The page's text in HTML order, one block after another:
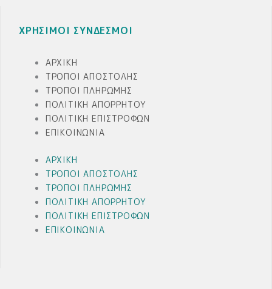
ΧΡΗΣΙΜΟΙ ΣΥΝΔΕΣΜΟΙ
ΑΡΧΙΚΉ
ΤΡΌΠΟΙ ΑΠΟΣΤΟΛΉΣ
ΤΡΌΠΟΙ ΠΛΗΡΩΜΉΣ
ΠΟΛΙΤΙΚΉ ΑΠΟΡΡΉΤΟΥ
ΠΟΛΙΤΙΚΉ ΕΠΙΣΤΡΟΦΏΝ
ΕΠΙΚΟΙΝΩΝΊΑ
ΑΡΧΙΚΉ
ΤΡΌΠΟΙ ΑΠΟΣΤΟΛΉΣ
ΤΡΌΠΟΙ ΠΛΗΡΩΜΉΣ
ΠΟΛΙΤΙΚΉ ΑΠΟΡΡΉΤΟΥ
ΠΟΛΙΤΙΚΉ ΕΠΙΣΤΡΟΦΏΝ
ΕΠΙΚΟΙΝΩΝΊΑ